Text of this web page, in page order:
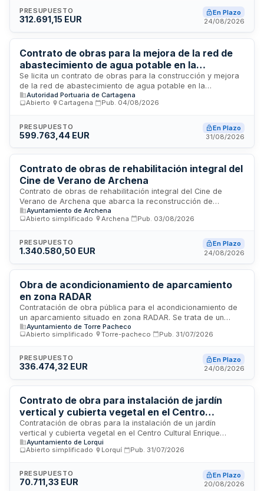
obras de mejora de drenaje y gestión de aguas de lluvia. El
contrato incluye como objeto adicional la inserción laboral
Inserción Sociolaboral, conforme a los términos establecidos
en la normativa de inserción sociolaboral.
PRESUPUESTO
312.691,15 EUR
En Plazo
24/08/2026
Contrato de obras para la mejora de la red de
abastecimiento de agua potable en la
ampliación de la dársena de Escombreras -
Autoridad Portuaria de Cartagena
Se licita un contrato de obras para la construcción y mejora
de la red de abastecimiento de agua potable en la
ampliación de la dársena de Escombreras. La Autoridad
Portuaria de Cartagena convoca este procedimiento abierto
ejecución de nuevos trazados de tuberías destinados a
alimentar una nueva red de hidrantes y reemplazar las
incluye los trabajos de construcción de infraestructuras
hidráulicas conforme al proyecto técnico aprobado.
Autoridad Portuaria de Cartagena
Abierto
Cartagena Pub. 04/08/2026
PRESUPUESTO
599.763,44 EUR
En Plazo
31/08/2026
Contrato de obras de rehabilitación integral del
Cine de Verano de Archena
Contrato de obras de rehabilitación integral del Cine de
Verano de Archena que abarca la reconstrucción de
estructuras, renovación de redes e instalaciones. Se licita
mediante procedimiento abierto para empresas con
ejecución se realizará conforme a proyecto técnico
completo, bajo supervisión de dirección facultativa, con
para el ejercicio 2026.
Ayuntamiento de Archena
Abierto simplificado
Archena Pub. 03/08/2026
PRESUPUESTO
1.340.580,50 EUR
En Plazo
24/08/2026
Obra de acondicionamiento de aparcamiento
en zona RADAR
Contratación de obra pública para el acondicionamiento de
un aparcamiento situado en zona RADAR. Se trata de un
procedimiento abierto simplificado en el que el precio
constituye el único criterio de adjudicación. La ejecución de
prescripciones técnicas particulares, incluyendo todos los
materiales, medios auxiliares y trabajos necesarios para la
Ayuntamiento de Torre Pacheco
Abierto simplificado
Torre-pacheco Pub. 31/07/2026
PRESUPUESTO
336.474,32 EUR
En Plazo
24/08/2026
Contrato de obra para instalación de jardín
vertical y cubierta vegetal en el Centro
Cultural Enrique Tierno Galván, enmarcado en
el Proyecto Life Seedneb
Contratación de obras para la instalación de un jardín
vertical y cubierta vegetal en el Centro Cultural Enrique
Tierno Galván de Madrid. El proyecto forma parte de la
iniciativa Life Seedneb, financiada por el Programa Life de la
renaturalización de espacios públicos. La intervención busca
incrementar la cobertura vegetal en fachadas y cubiertas,
Ayuntamiento de Lorqui
Abierto simplificado
Lorquí Pub. 31/07/2026
PRESUPUESTO
70.711,33 EUR
En Plazo
20/08/2026